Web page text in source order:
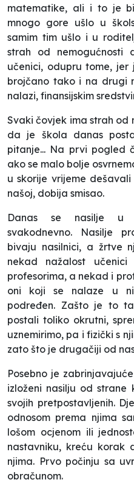
matematike, ali i to je
mnogo gore ušlo u
samim tim ušlo i u
strah od nemogućnosti
učenici, odupru tome,
brojčano tako i na drugi
nalazi, finansijskim
Svaki čovjek ima strah od
da je škola danas
pitanje... Na prvi pogled
ako se malo bolje
u skorije vrijeme
našoj, dobija smisao.
Danas se nasilje u
svakodnevno. Nasilje
bivaju nasilnici, a žrtve
nekad nažalost
profesorima, a nekad i
oni koji se nalaze u
podređen. Zašto je to
postali toliko okrutni,
uznemirimo, pa i fizički s
zato što je drugačiji od
Posebno je
izloženi nasilju od
svojih pretpostavljenih.
odnosom prema njima
lošom ocjenom ili
nastavniku, kreću korak
njima. Prvo počinju sa
obračunom.